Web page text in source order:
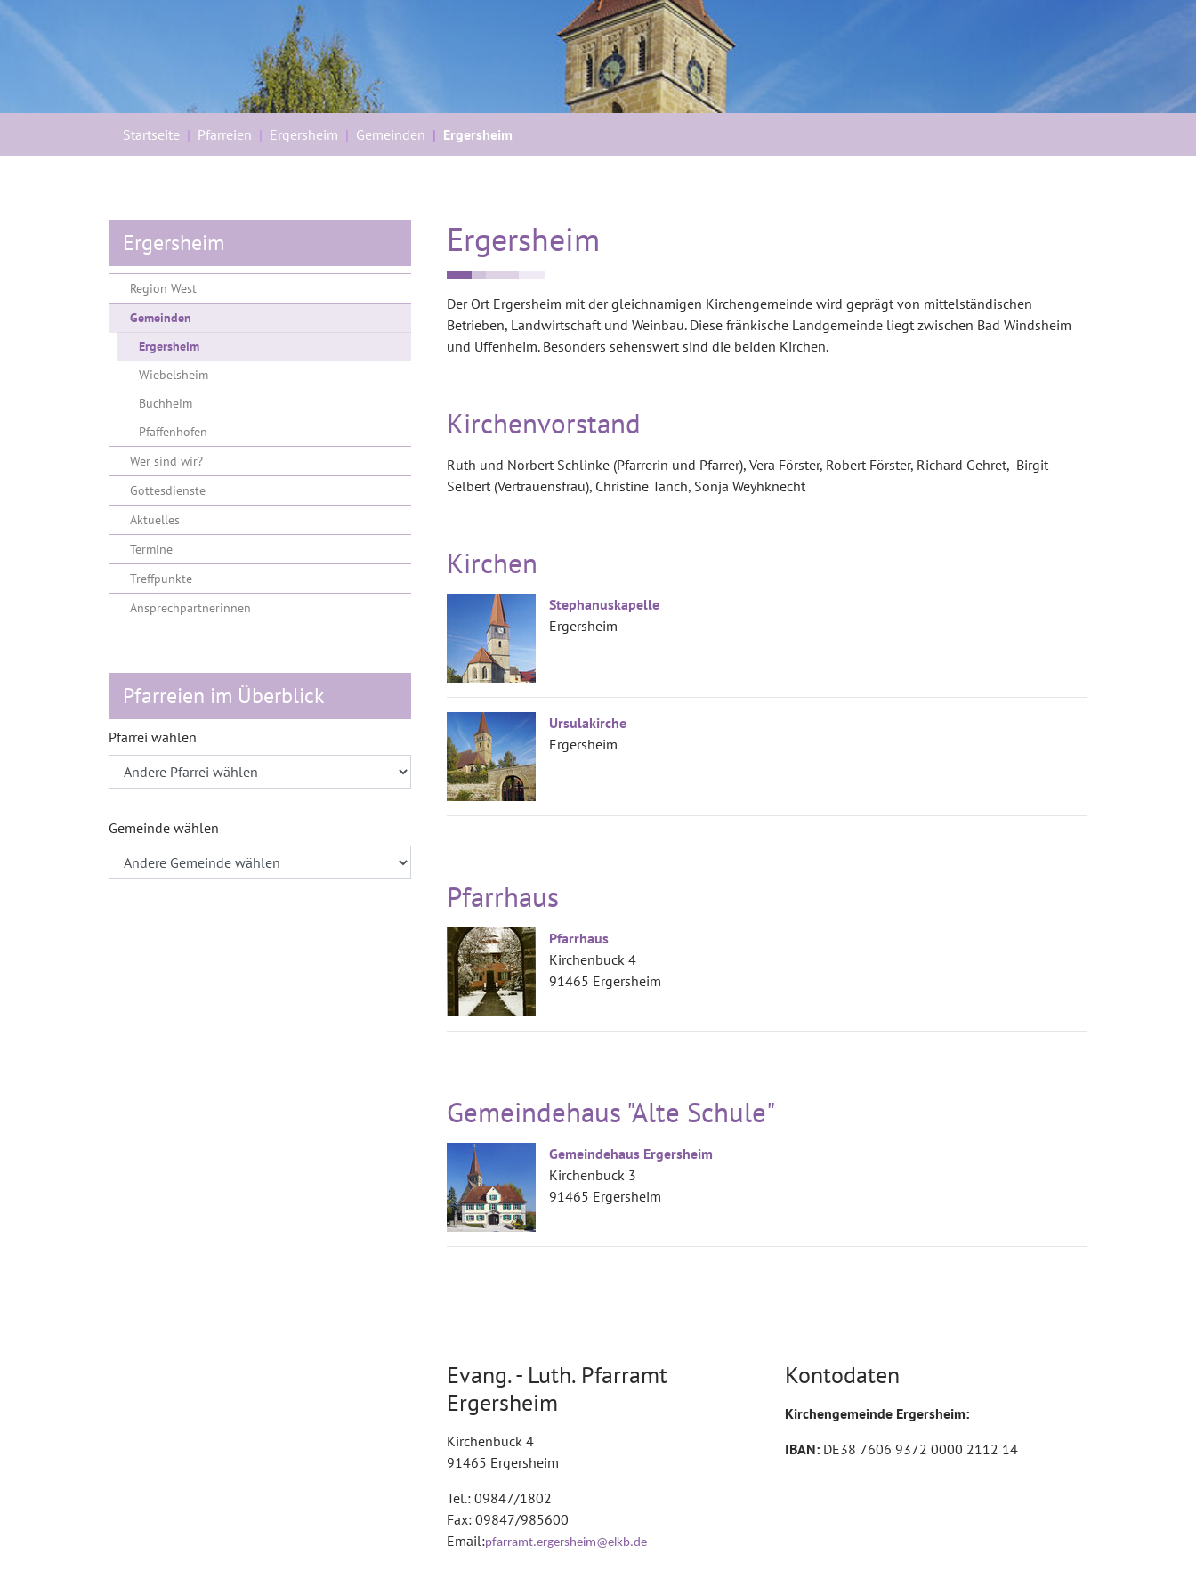
Startseite Pfarreien Ergersheim Gemeinden Ergersheim
Ergersheim
Region West
Gemeinden
Ergersheim(current)
Wiebelsheim
Buchheim
Pfaffenhofen
Wer sind wir?
Gottesdienste
Aktuelles
Termine
Treffpunkte
Ansprechpartnerinnen
Pfarreien im Überblick
Pfarrei wählen
Gemeinde wählen
Ergersheim
Der Ort Ergersheim mit der gleichnamigen Kirchengemeinde wird geprägt von mittelständischen
Betrieben, Landwirtschaft und Weinbau. Diese fränkische Landgemeinde liegt zwischen Bad Windsheim
und Uffenheim. Besonders sehenswert sind die beiden Kirchen.
Kirchenvorstand
Ruth und Norbert Schlinke (Pfarrerin und Pfarrer), Vera Förster, Robert Förster, Richard Gehret, Birgit
Selbert (Vertrauensfrau), Christine Tanch, Sonja Weyhknecht
Kirchen
Stephanuskapelle
Ergersheim
Ursulakirche
Ergersheim
Pfarrhaus
Pfarrhaus
Kirchenbuck 4
91465 Ergersheim
Gemeindehaus "Alte Schule"
Gemeindehaus Ergersheim
Kirchenbuck 3
91465 Ergersheim
Evang. - Luth. Pfarramt
Ergersheim
Kirchenbuck 4
91465 Ergersheim
Tel.: 09847/1802
Fax: 09847/985600
Email:pfarramt.ergersheim@elkb.de
Kontodaten
Kirchengemeinde Ergersheim:
IBAN: DE38 7606 9372 0000 2112 14